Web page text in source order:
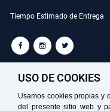
Tiempo Estimado de Entrega
TAILOY S.A. RUC: 20100049181
USO DE COOKIES
Usamos cookies propias y
del presente sitio web y